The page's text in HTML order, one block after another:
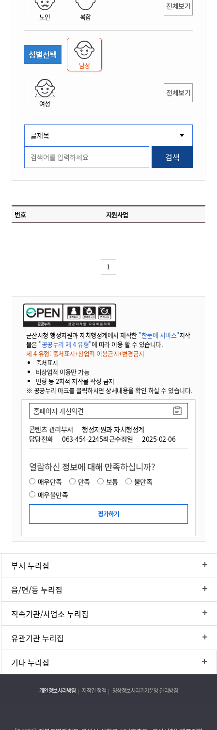
노인 복합
전체보기
성별선택
남성
여성
전체보기
검색
번호 지원사업
1
군산시청 행정지원과 자치행정계에서 제작한 "한눈에 서비스"저작
물은 "공공누리 제 4 유형"에 따라 이용 할 수 있습니다.
제 4 유형: 출처표시+상업적 이용금지+변경금지
출처표시
비상업적 이용만 가능
변형 등 2차적 저작물 작성 금지
※ 공공누리 마크를 클릭하시면 상세내용을 확인 하실 수 있습니다.
콘텐츠 관리부서
행정지원과 자치행정계
담당전화
063-454-2245최근수정일 2025-02-06
홈페이지 개선의견
열람하신 정보에 대해 만족하십니까?
매우만족 만족 보통
불만족
매우불만족
부서 누리집
읍/면/동 누리집
직속기관/사업소 누리집
유관기관 누리집
기타 누리집
개인정보처리방침 저작권 정책 영상정보처리기기운영·관리방침